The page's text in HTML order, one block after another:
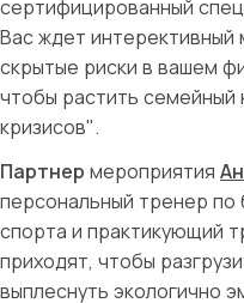
сертифицированный
Вас ждет интерективный
скрытые риски в вашем
чтобы растить семейный
кризисов".
Партнер мероприятия
персональный тренер по
спорта и практикующий
приходят, чтобы
выплеснуть экологично